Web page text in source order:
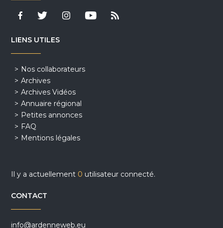
LIENS UTILES
Nos collaborateurs
Archives
Archives Vidéos
Annuaire régional
Petites annonces
FAQ
Mentions légales
Il y a actuellement 0 utilisateur connecté.
CONTACT
info@ardenneweb.eu